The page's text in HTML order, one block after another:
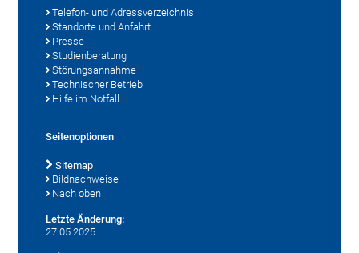
Telefon- und Adressverzeichnis
Standorte und Anfahrt
Presse
Studienberatung
Störungsannahme
Technischer Betrieb
Hilfe im Notfall
Seitenoptionen
Sitemap
Bildnachweise
Nach oben
Letzte Änderung:
27.05.2025